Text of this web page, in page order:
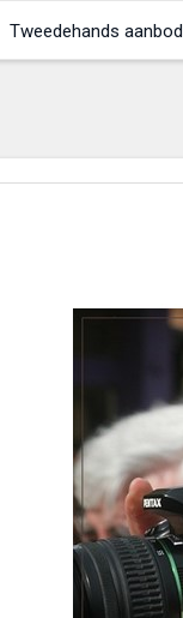
Tweedehands aanbod